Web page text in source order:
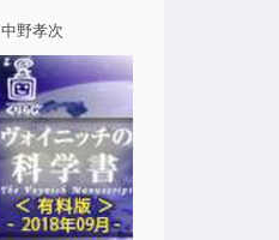
中野孝次